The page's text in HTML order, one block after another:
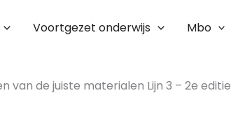
Voortgezet onderwijs Mbo
van de juiste materialen Lijn 3 – 2e editie